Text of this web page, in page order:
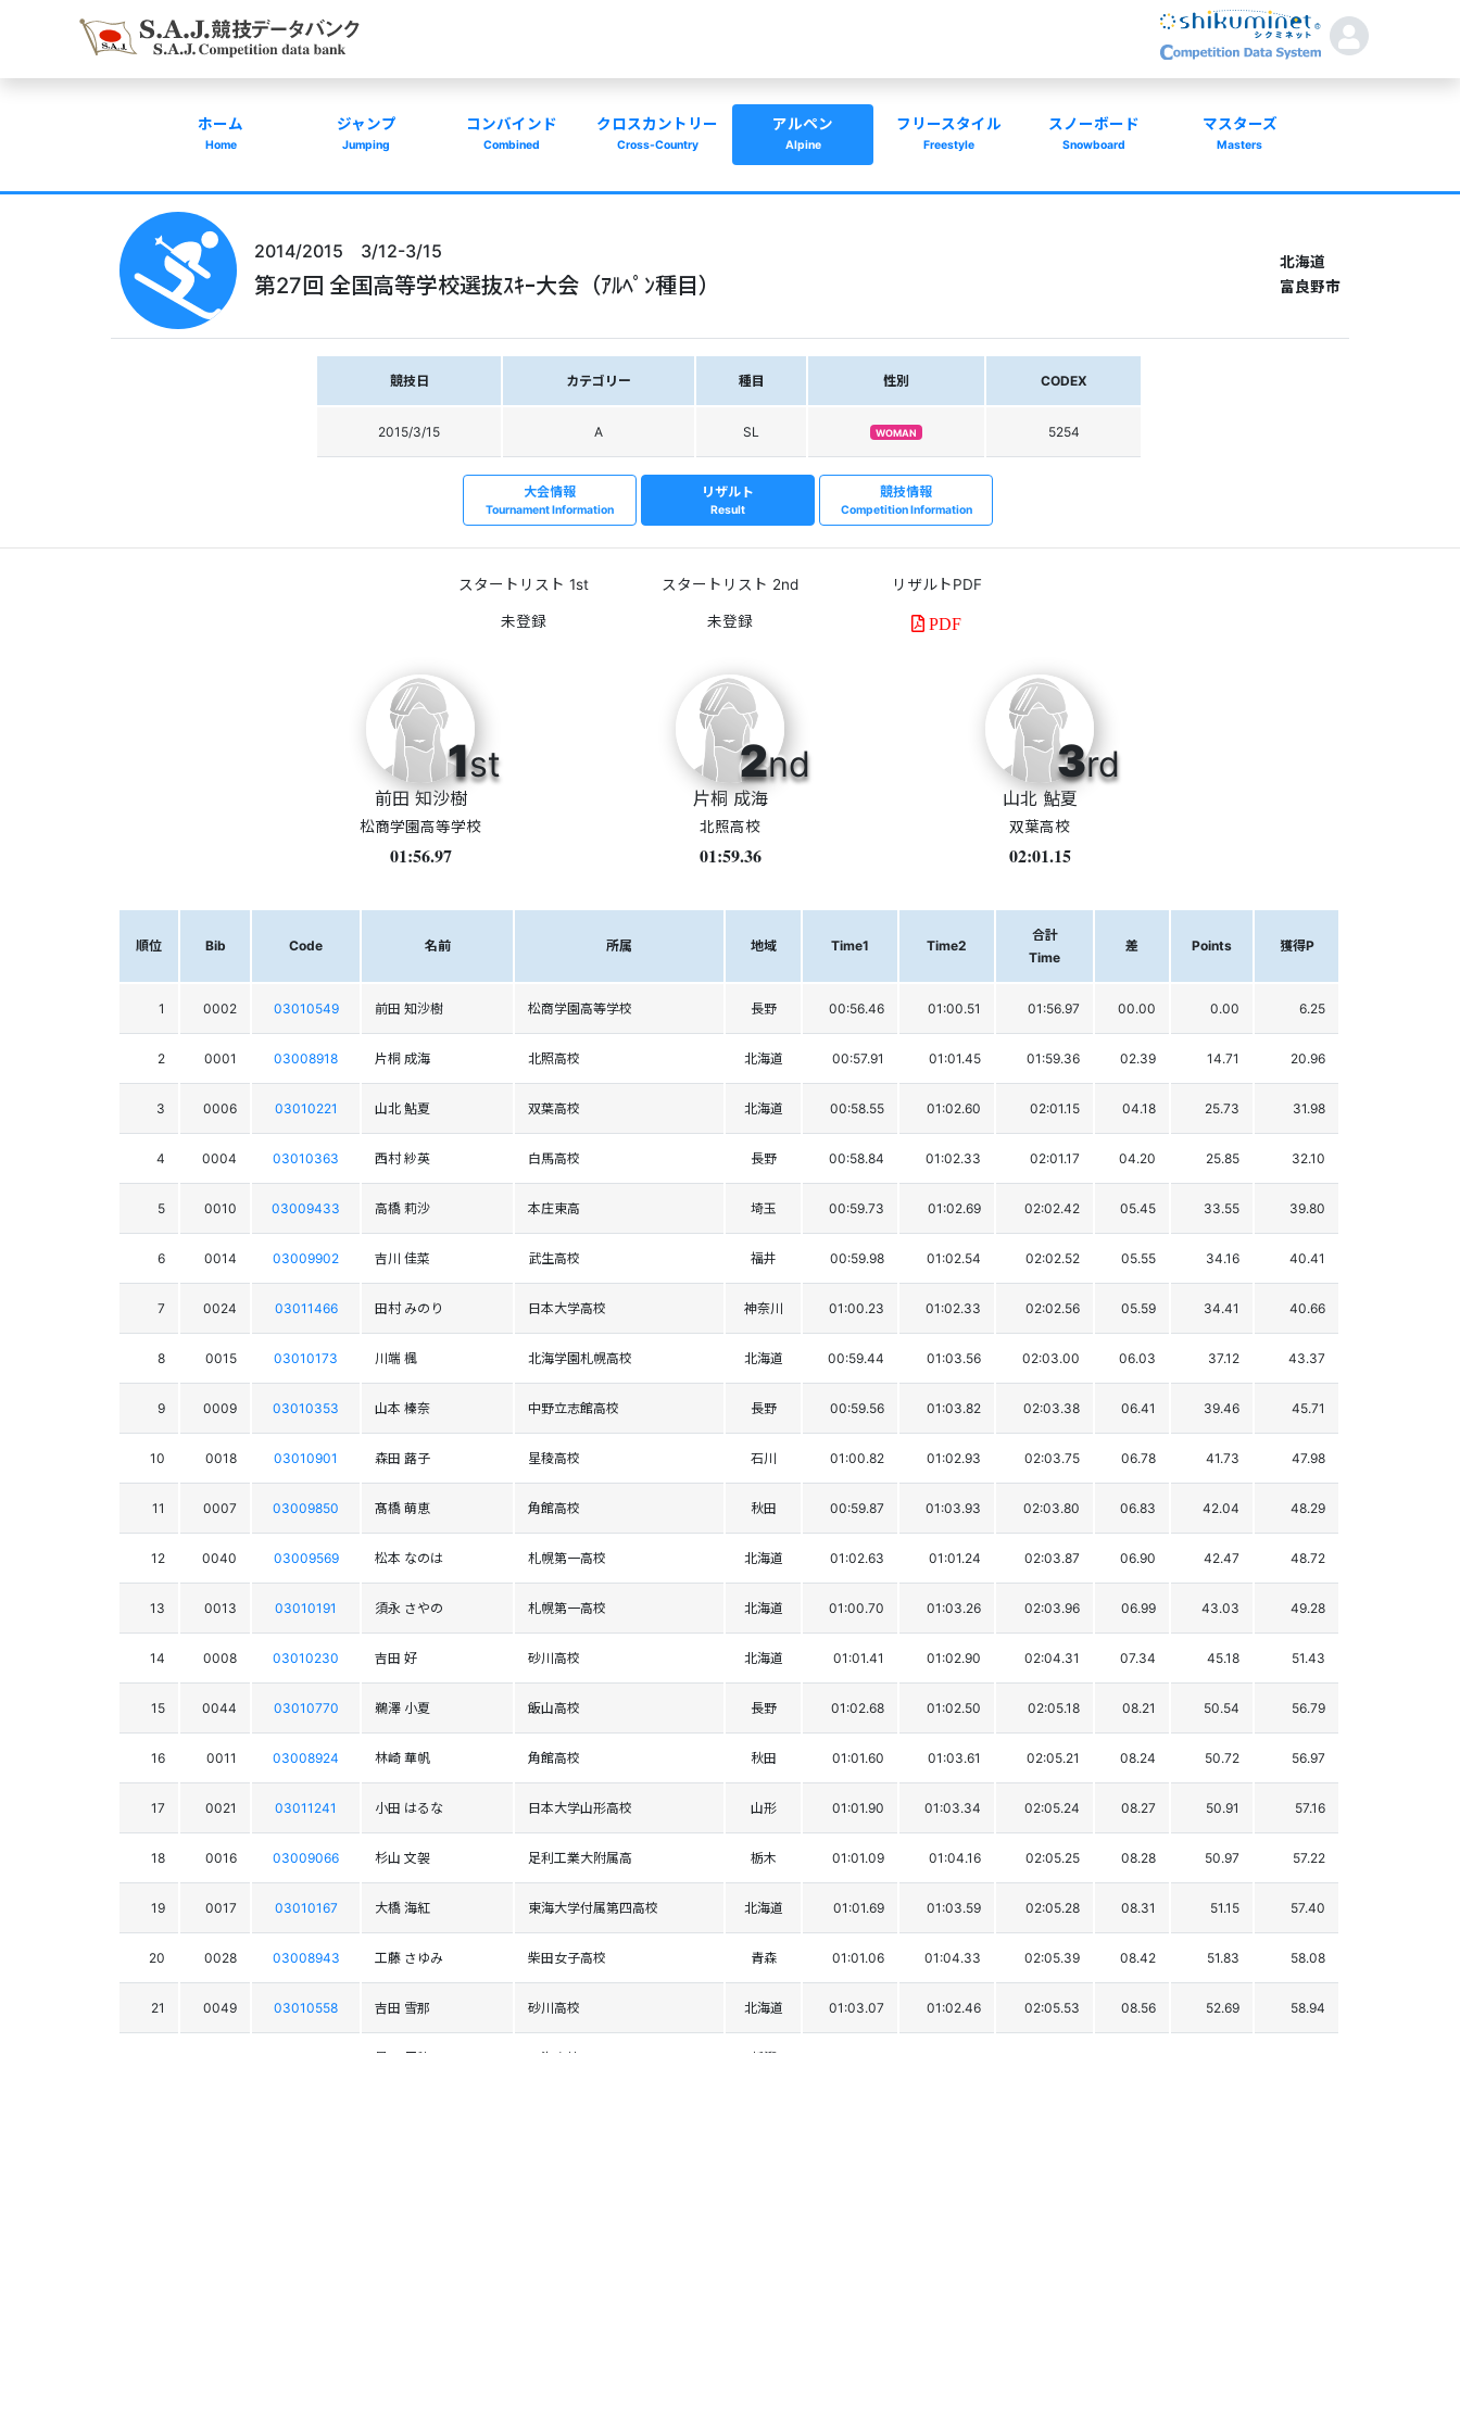
ホーム
Home
ジャンプ
Jumping
コンバインド
Combined
クロスカントリー
Cross-Country
アルペン
Alpine
フリースタイル
Freestyle
スノーボード
Snowboard
マスターズ
Masters
2014/2015 3/12-3/15
第27回 全国高等学校選抜ｽｷｰ大会（ｱﾙﾍﾟﾝ種目）
北海道
富良野市
競技日 カテゴリー 種目 性別 CODEX
2015/3/15 A SL WOMAN 5254
大会情報
Tournament Information
リザルト
Result
競技情報
Competition Information
スタートリスト 1st スタートリスト 2nd リザルトPDF
PDF
1st
前田 知沙樹
松商学園高等学校
01:56.97
2nd
片桐 成海
北照高校
01:59.36
3rd
山北 鮎夏
双葉高校
02:01.15
順位 Bib Code 名前 所属 地域 Time1 Time2
合計
Time
差 Points 獲得P
1 0002 03010549 前田 知沙樹 松商学園高等学校 長野 00:56.46 01:00.51 01:56.97 00.00 0.00 6.25
2 0001 03008918 片桐 成海 北照高校 北海道 00:57.91 01:01.45 01:59.36 02.39 14.71 20.96
3 0006 03010221 山北 鮎夏 双葉高校 北海道 00:58.55 01:02.60 02:01.15 04.18 25.73 31.98
4 0004 03010363 西村 紗英 白馬高校 長野 00:58.84 01:02.33 02:01.17 04.20 25.85 32.10
5 0010 03009433 高橋 莉沙 本庄東高 埼玉 00:59.73 01:02.69 02:02.42 05.45 33.55 39.80
6 0014 03009902 吉川 佳菜 武生高校 福井 00:59.98 01:02.54 02:02.52 05.55 34.16 40.41
7 0024 03011466 田村 みのり 日本大学高校 神奈川 01:00.23 01:02.33 02:02.56 05.59 34.41 40.66
8 0015 03010173 川端 楓 北海学園札幌高校 北海道 00:59.44 01:03.56 02:03.00 06.03 37.12 43.37
9 0009 03010353 山本 榛奈 中野立志館高校 長野 00:59.56 01:03.82 02:03.38 06.41 39.46 45.71
10 0018 03010901 森田 蕗子 星稜高校 石川 01:00.82 01:02.93 02:03.75 06.78 41.73 47.98
11 0007 03009850 髙橋 萌恵 角館高校 秋田 00:59.87 01:03.93 02:03.80 06.83 42.04 48.29
12 0040 03009569 松本 なのは 札幌第一高校 北海道 01:02.63 01:01.24 02:03.87 06.90 42.47 48.72
13 0013 03010191 須永 さやの 札幌第一高校 北海道 01:00.70 01:03.26 02:03.96 06.99 43.03 49.28
14 0008 03010230 吉田 好 砂川高校 北海道 01:01.41 01:02.90 02:04.31 07.34 45.18 51.43
15 0044 03010770 鵜澤 小夏 飯山高校 長野 01:02.68 01:02.50 02:05.18 08.21 50.54 56.79
16 0011 03008924 林崎 華帆 角館高校 秋田 01:01.60 01:03.61 02:05.21 08.24 50.72 56.97
17 0021 03011241 小田 はるな 日本大学山形高校 山形 01:01.90 01:03.34 02:05.24 08.27 50.91 57.16
18 0016 03009066 杉山 文袈 足利工業大附属高 栃木 01:01.09 01:04.16 02:05.25 08.28 50.97 57.22
19 0017 03010167 大橋 海紅 東海大学付属第四高校 北海道 01:01.69 01:03.59 02:05.28 08.31 51.15 57.40
20 0028 03008943 工藤 さゆみ 柴田女子高校 青森 01:01.06 01:04.33 02:05.39 08.42 51.83 58.08
21 0049 03010558 吉田 雪那 砂川高校 北海道 01:03.07 01:02.46 02:05.53 08.56 52.69 58.94
星野 里穂 八海高校 新潟